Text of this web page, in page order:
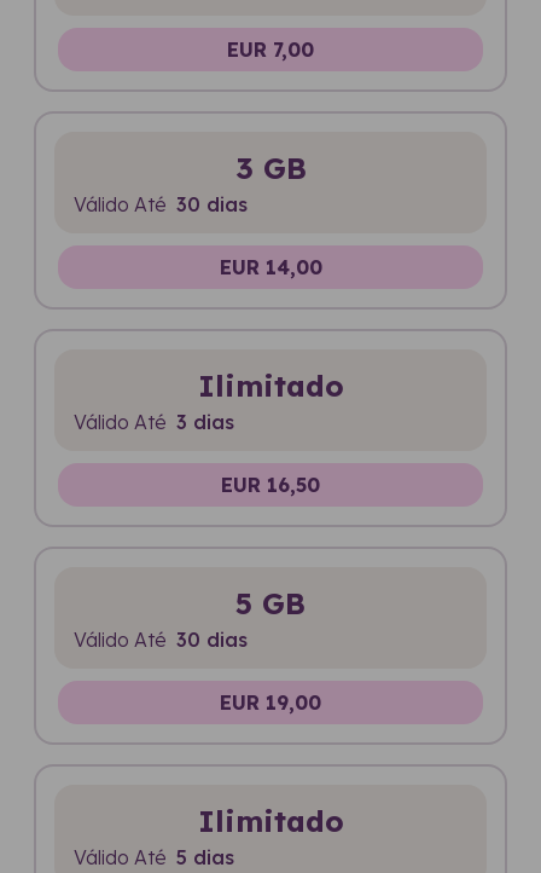
EUR 7,00
3 GB
Válido Até 30 dias
EUR 14,00
Ilimitado
Válido Até 3 dias
EUR 16,50
5 GB
Válido Até 30 dias
EUR 19,00
Ilimitado
Válido Até 5 dias